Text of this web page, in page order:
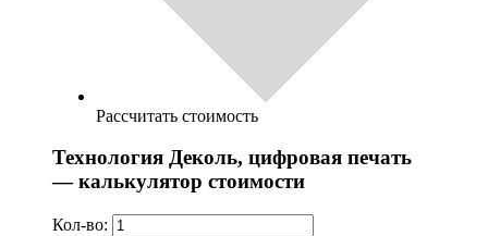
Рассчитать стоимость
Технология Деколь, цифровая печать
— калькулятор стоимости
Кол-во: